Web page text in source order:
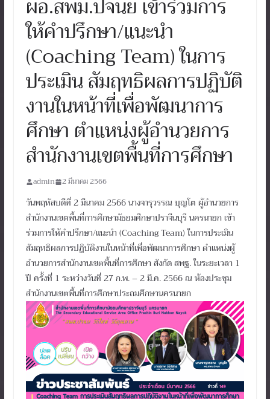
ผอ.สพม.ปจนย เข้าร่วมการ
ให้คำปรึกษา/แนะนำ
(Coaching Team) ในการ
ประเมิน สัมฤทธิผลการปฏิบัติ
งานในหน้าที่เพื่อพัฒนาการ
ศึกษา ตำแหน่งผู้อำนวยการ
สำนักงานเขตพื้นที่การศึกษา
admin 2 มีนาคม 2566
วันพฤหัสบดีที่ 2 มีนาคม 2566 นางจารุวรรณ บุญโต ผู้อำนวยการ
สำนักงานเขตพื้นที่การศึกษามัธยมศึกษาปราจีนบุรี นครนายก เข้า
ร่วมการให้คำปรึกษา/แนะนำ (Coaching Team) ในการประเมิน
สัมฤทธิผลการปฏิบัติงานในหน้าที่เพื่อพัฒนาการศึกษา ตำแหน่งผู้
อำนวยการสำนักงานเขตพื้นที่การศึกษา สังกัด สพฐ. ในระยะเวลา 1
ปี ครั้งที่ 1 ระหว่างวันที่ 27 ก.พ. – 2 มี.ค. 2566 ณ ห้องประชุม
สำนักงานเขตพื้นที่การศึกษาประถมศึกษานครนายก